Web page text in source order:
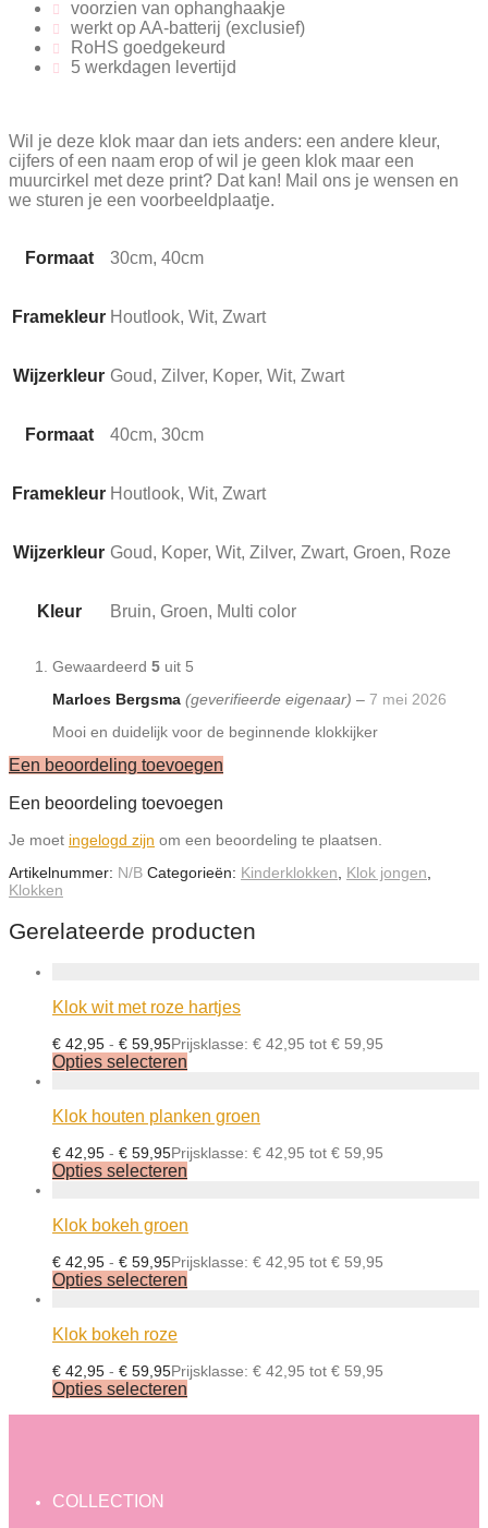
voorzien van ophanghaakje
werkt op AA-batterij (exclusief)
RoHS goedgekeurd
5 werkdagen levertijd
Wil je deze klok maar dan iets anders: een andere kleur,
cijfers of een naam erop of wil je geen klok maar een
muurcirkel met deze print? Dat kan! Mail ons je wensen en
we sturen je een voorbeeldplaatje.
Formaat 30cm, 40cm
Framekleur Houtlook, Wit, Zwart
Wijzerkleur Goud, Zilver, Koper, Wit, Zwart
Formaat 40cm, 30cm
Framekleur Houtlook, Wit, Zwart
Wijzerkleur Goud, Koper, Wit, Zilver, Zwart, Groen, Roze
Kleur Bruin, Groen, Multi color
Gewaardeerd 5 uit 5
Marloes Bergsma (geverifieerde eigenaar) – 7 mei 2026
Mooi en duidelijk voor de beginnende klokkijker
Een beoordeling toevoegen
Een beoordeling toevoegen
Je moet ingelogd zijn om een beoordeling te plaatsen.
Artikelnummer: N/B Categorieën: Kinderklokken, Klok jongen,
Klokken
Gerelateerde producten
Klok wit met roze hartjes
€ 42,95 - € 59,95Prijsklasse: € 42,95 tot € 59,95
Opties selecteren
Klok houten planken groen
€ 42,95 - € 59,95Prijsklasse: € 42,95 tot € 59,95
Opties selecteren
Klok bokeh groen
€ 42,95 - € 59,95Prijsklasse: € 42,95 tot € 59,95
Opties selecteren
Klok bokeh roze
€ 42,95 - € 59,95Prijsklasse: € 42,95 tot € 59,95
Opties selecteren
COLLECTION